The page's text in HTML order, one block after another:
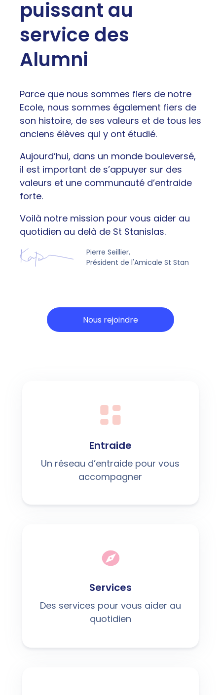
puissant au
service des
Alumni
Parce que nous sommes fiers de notre
Ecole, nous sommes également fiers de
son histoire, de ses valeurs et de tous les
anciens élèves qui y ont étudié.
Aujourd’hui, dans un monde bouleversé,
il est important de s’appuyer sur des
valeurs et une communauté d’entraide
forte.
Voilà notre mission pour vous aider au
quotidien au delà de St Stanislas.
Pierre Seillier,
Président de l'Amicale St Stan
Nous rejoindre
Entraide
Un réseau d’entraide pour vous
accompagner
Services
Des services pour vous aider au
quotidien